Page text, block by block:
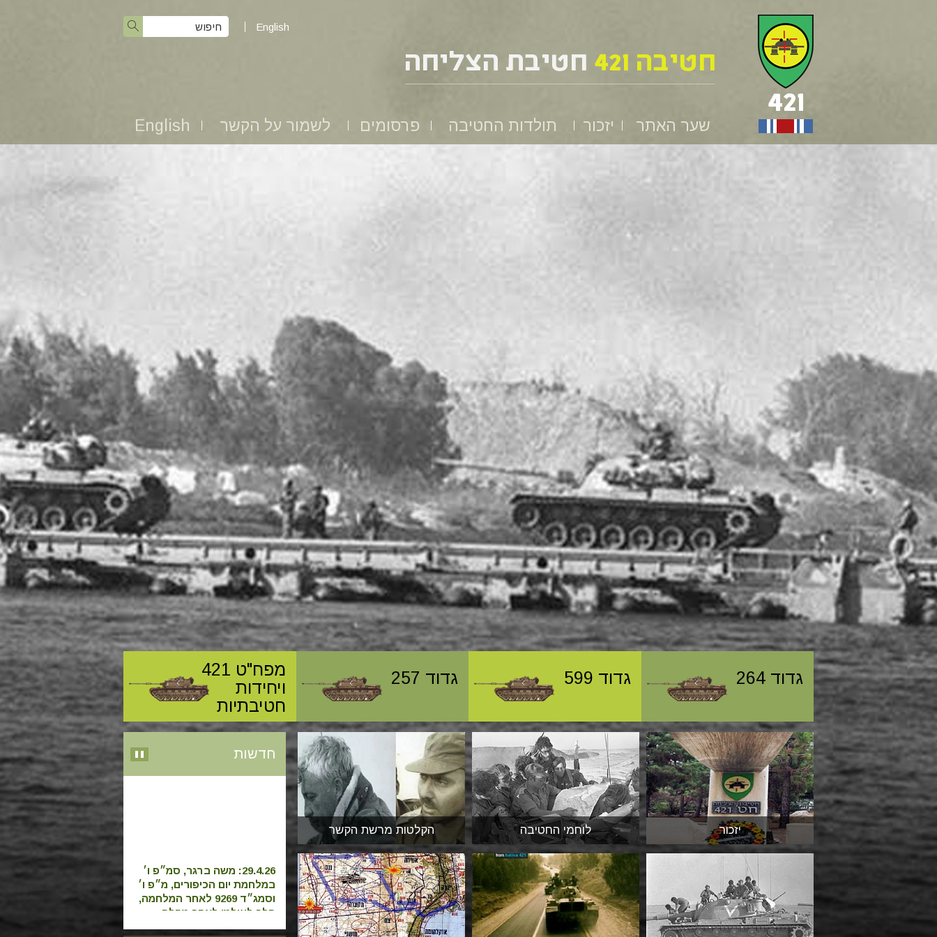
English
שער האתר יזכור תולדות החטיבה פרסומים לשמור על הקשר English
גדוד 264 גדוד 599 גדוד 257
מפח"ט 421
ויחידות
חטיבתיות
יזכור לוחמי החטיבה הקלטות מרשת הקשר
חדשות
במלחמת יום הכיפורים, מ״פ ו׳
וסמג״ד 9269 לאחר המלחמה,
הלך לעולמו לאחר מחלה